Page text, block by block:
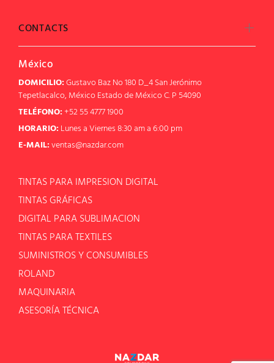
CONTACTS
México
DOMICILIO:Gustavo Baz No 180 D_4 San Jerónimo
Tepetlacalco, México Estado de México C. P 54090
TELÉFONO:+52 55 4777 1900
HORARIO: Lunes a Viernes 8:30 am a 6:00 pm
E-MAIL:ventas@nazdar.com
TINTAS PARA IMPRESION DIGITAL
TINTAS GRÁFICAS
DIGITAL PARA SUBLIMACION
TINTAS PARA TEXTILES
SUMINISTROS Y CONSUMIBLES
ROLAND
MAQUINARIA
ASESORÍA TÉCNICA